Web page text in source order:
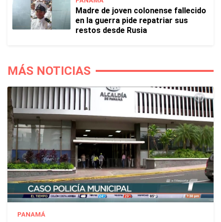
Madre de joven colonense fallecido
en la guerra pide repatriar sus
restos desde Rusia
MÁS NOTICIAS
PANAMÁ